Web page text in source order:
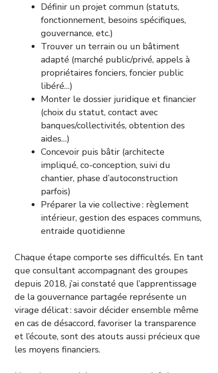
Définir un projet commun (statuts,
fonctionnement, besoins spécifiques,
gouvernance, etc.)
Trouver un terrain ou un bâtiment
adapté (marché public/privé, appels à
propriétaires fonciers, foncier public
libéré…)
Monter le dossier juridique et financier
(choix du statut, contact avec
banques/collectivités, obtention des
aides…)
Concevoir puis bâtir (architecte
impliqué, co-conception, suivi du
chantier, phase d’autoconstruction
parfois)
Préparer la vie collective : règlement
intérieur, gestion des espaces communs,
entraide quotidienne
Chaque étape comporte ses difficultés. En tant
que consultant accompagnant des groupes
depuis 2018, j’ai constaté que l’apprentissage
de la gouvernance partagée représente un
virage délicat : savoir décider ensemble même
en cas de désaccord, favoriser la transparence
et l’écoute, sont des atouts aussi précieux que
les moyens financiers.